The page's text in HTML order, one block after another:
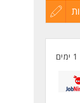
עדכון
1 ימים